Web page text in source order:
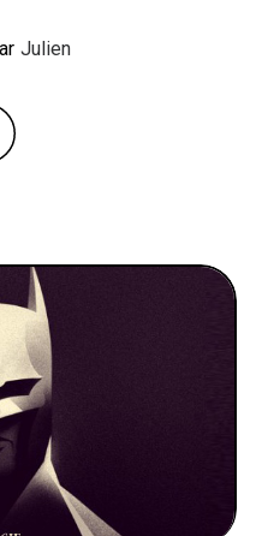
KULTT
Julien